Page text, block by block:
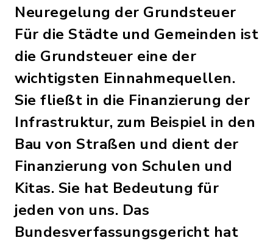
Neuregelung der Grundsteuer
Für die Städte und Gemeinden ist
die Grundsteuer eine der
wichtigsten Einnahmequellen.
Sie fließt in die Finanzierung der
Infrastruktur, zum Beispiel in den
Bau von Straßen und dient der
Finanzierung von Schulen und
Kitas. Sie hat Bedeutung für
jeden von uns. Das
Bundesverfassungsgericht hat